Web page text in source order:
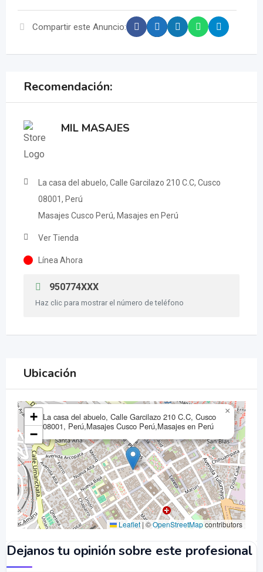
Compartir este Anuncio:
Recomendación:
MIL MASAJES
La casa del abuelo, Calle Garcilazo 210 C.C, Cusco
08001, Perú
Masajes Cusco Perú, Masajes en Perú
Ver Tienda
Línea Ahora
950774XXX
Haz clic para mostrar el número de teléfono
Ubicación
La casa del abuelo, Calle Garcilazo 210 C.C, Cusco
08001, Perú,Masajes Cusco Perú,Masajes en Perú
×
+
−
Leaflet | ©OpenStreetMapcontributors
Dejanos tu opinión sobre este profesional